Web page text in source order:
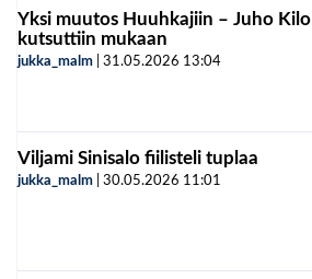
Yksi muutos Huuhkajiin – Juho Kilo
kutsuttiin mukaan
jukka_malm 31.05.2026 13:04
Viljami Sinisalo fiilisteli tuplaa
jukka_malm 30.05.2026 11:01